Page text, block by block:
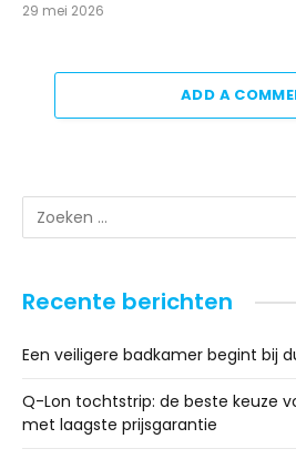
29 mei 2026
ADD A
Recente berichten
Een veiligere badkamer begint bij
Q-Lon tochtstrip: de beste keuze
met laagste prijsgarantie